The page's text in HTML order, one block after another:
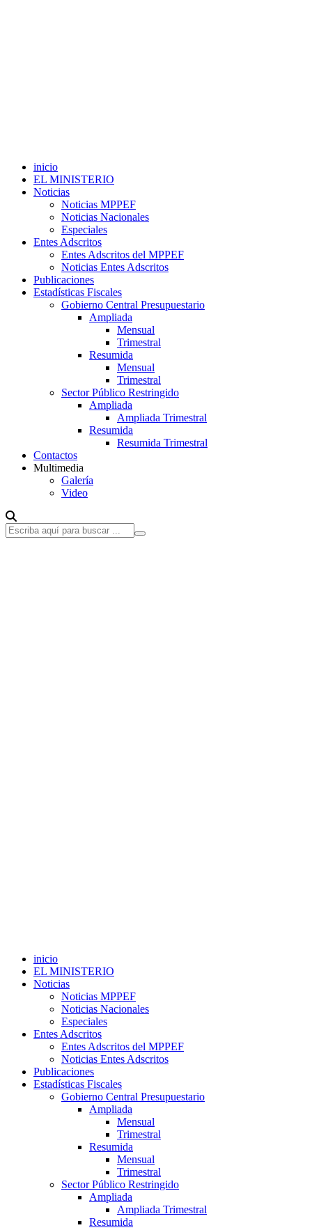
inicio
EL MINISTERIO
Noticias
Noticias MPPEF
Noticias Nacionales
Especiales
Entes Adscritos
Entes Adscritos del MPPEF
Noticias Entes Adscritos
Publicaciones
Estadísticas Fiscales
Gobierno Central Presupuestario
Ampliada
Mensual
Trimestral
Resumida
Mensual
Trimestral
Sector Público Restringido
Ampliada
Ampliada Trimestral
Resumida
Resumida Trimestral
Contactos
Multimedia
Galería
Video
inicio
EL MINISTERIO
Noticias
Noticias MPPEF
Noticias Nacionales
Especiales
Entes Adscritos
Entes Adscritos del MPPEF
Noticias Entes Adscritos
Publicaciones
Estadísticas Fiscales
Gobierno Central Presupuestario
Ampliada
Mensual
Trimestral
Resumida
Mensual
Trimestral
Sector Público Restringido
Ampliada
Ampliada Trimestral
Resumida